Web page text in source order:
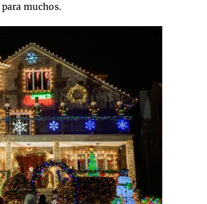
para muchos.